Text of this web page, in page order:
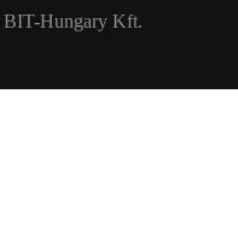
Hungary Kft.